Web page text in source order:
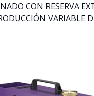
CON RESERVA
VARIABLE